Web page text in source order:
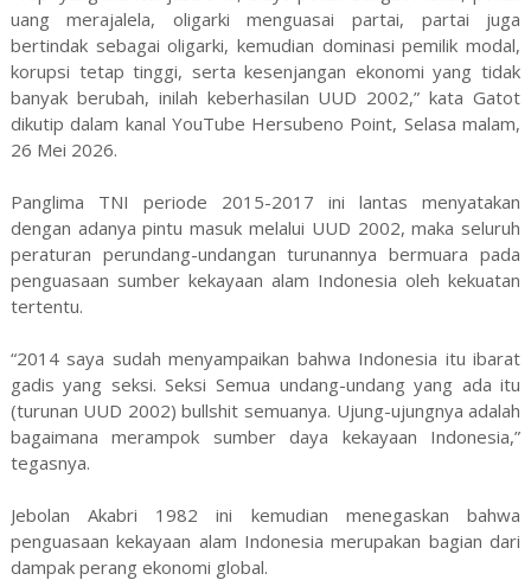
uang merajalela, oligarki menguasai partai, partai juga
bertindak sebagai oligarki, kemudian dominasi pemilik modal,
korupsi tetap tinggi, serta kesenjangan ekonomi yang tidak
banyak berubah, inilah keberhasilan UUD 2002,” kata Gatot
dikutip dalam kanal YouTube Hersubeno Point, Selasa malam,
26 Mei 2026.
Panglima TNI periode 2015-2017 ini lantas menyatakan
dengan adanya pintu masuk melalui UUD 2002, maka seluruh
peraturan perundang-undangan turunannya bermuara pada
penguasaan sumber kekayaan alam Indonesia oleh kekuatan
tertentu.
“2014 saya sudah menyampaikan bahwa Indonesia itu ibarat
gadis yang seksi. Seksi Semua undang-undang yang ada itu
(turunan UUD 2002) bullshit semuanya. Ujung-ujungnya adalah
bagaimana merampok sumber daya kekayaan Indonesia,”
tegasnya.
Jebolan Akabri 1982 ini kemudian menegaskan bahwa
penguasaan kekayaan alam Indonesia merupakan bagian dari
dampak perang ekonomi global.